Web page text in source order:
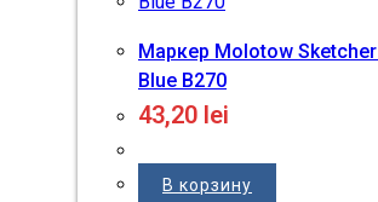
Маркер Molotow
Blue B270
43,20 lei
В корзину